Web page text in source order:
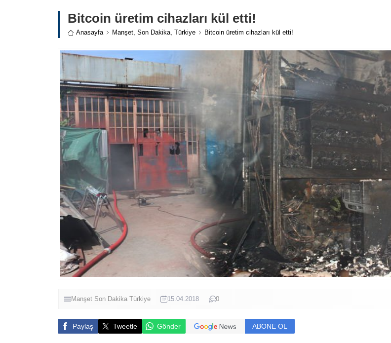
Bitcoin üretim cihazları kül etti!
Anasayfa Manşet, Son Dakika, Türkiye Bitcoin üretim cihazları kül etti!
Manşet Son Dakika Türkiye 15.04.2018 0
Paylaş Tweetle Gönder ABONE OL